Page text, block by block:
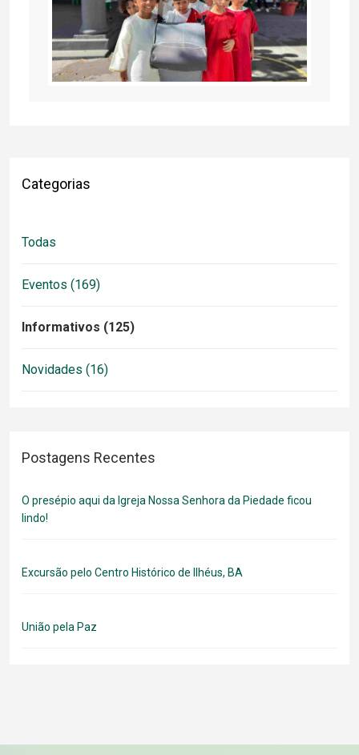
Categorias
Todas
Eventos (169)
Informativos (125)
Novidades (16)
Postagens Recentes
O presépio aqui da Igreja Nossa Senhora da Piedade ficou
lindo!
Excursão pelo Centro Histórico de Ilhéus, BA
União pela Paz